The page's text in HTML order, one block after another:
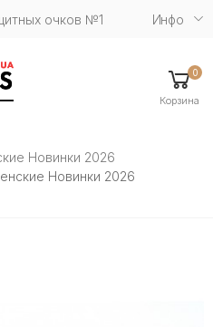
очков №1 Инфо
0
Корзина
Новинки 2026
Новинки 2026